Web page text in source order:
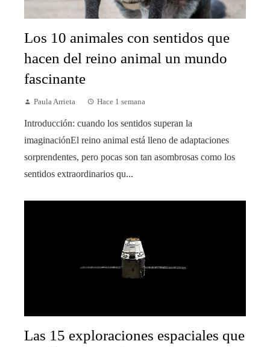
Los 10 animales con sentidos que
hacen del reino animal un mundo
fascinante
Paula Arrieta Hace 1 semana
Introducción: cuando los sentidos superan la
imaginaciónEl reino animal está lleno de adaptaciones
sorprendentes, pero pocas son tan asombrosas como los
sentidos extraordinarios qu...
Las 15 exploraciones espaciales que